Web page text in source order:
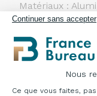
Continuer sans accepter
Nous
Plateforme de
Ce que vous faites,
Matériaux :
Résistant à
Empilable
Recyclable